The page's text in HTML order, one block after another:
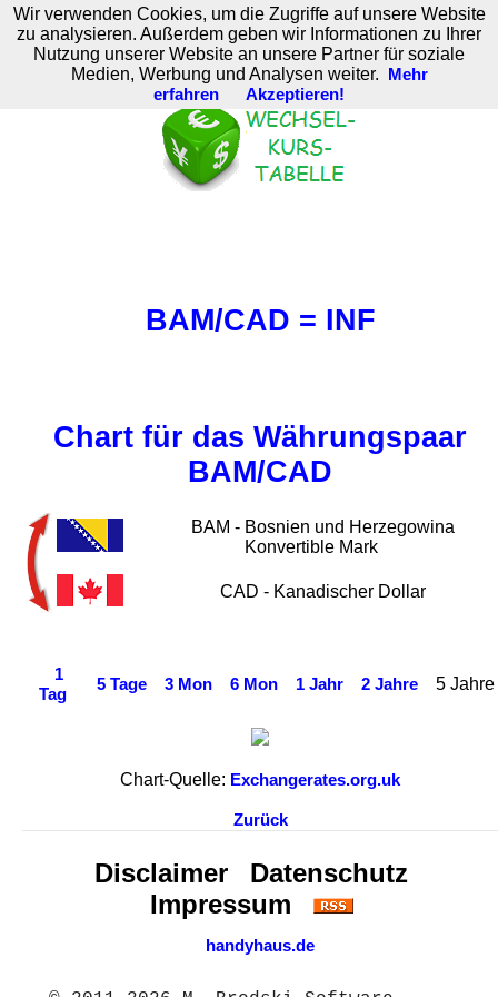
M. Brodski Software
BAM/CAD = INF
Chart für das Währungspaar
BAM/CAD
BAM - Bosnien und Herzegowina
Konvertible Mark
CAD - Kanadischer Dollar
1
Tag
5 Tage 3 Mon 6 Mon 1 Jahr 2 Jahre 5 Jahre
Chart-Quelle: Exchangerates.org.uk
Zurück
Disclaimer
Datenschutz
Impressum
handyhaus.de
Wir verwenden Cookies, um die Zugriffe auf unsere Website
zu analysieren. Außerdem geben wir Informationen zu Ihrer
Nutzung unserer Website an unsere Partner für soziale
Medien, Werbung und Analysen weiter.
Mehr
erfahren
Akzeptieren!